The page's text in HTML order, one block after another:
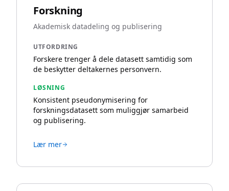
Forskning
Akademisk datadeling og publisering
UTFORDRING
Forskere trenger å dele datasett samtidig som
de beskytter deltakernes personvern.
LØSNING
Konsistent pseudonymisering for
forskningsdatasett som muliggjør samarbeid
og publisering.
Lær mer